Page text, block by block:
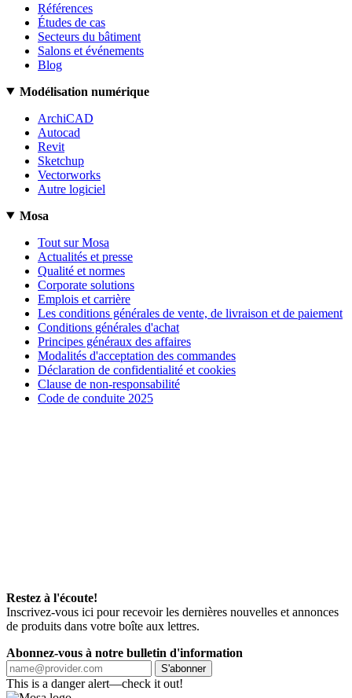
Références
Études de cas
Secteurs du bâtiment
Salons et événements
Blog
Modélisation numérique
ArchiCAD
Autocad
Revit
Sketchup
Vectorworks
Autre logiciel
Mosa
Tout sur Mosa
Actualités et presse
Qualité et normes
Corporate solutions
Emplois et carrière
Les conditions générales de vente, de livraison et de paiement
Conditions générales d'achat
Principes généraux des affaires
Modalités d'acceptation des commandes
Déclaration de confidentialité et cookies
Clause de non-responsabilité
Code de conduite 2025
Restez à l'écoute!
Inscrivez-vous ici pour recevoir les dernières nouvelles et annonces
de produits dans votre boîte aux lettres.
Abonnez-vous à notre bulletin d'information
S'abonner
This is a danger alert—check it out!